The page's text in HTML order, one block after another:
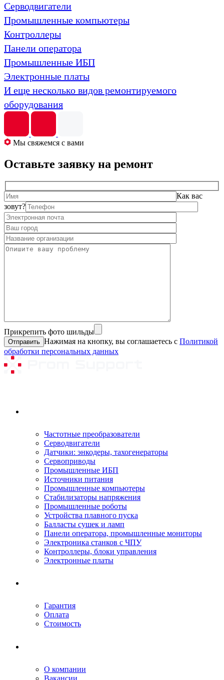
Серводвигатели
Промышленные компьютеры
Контроллеры
Панели оператора
Промышленные ИБП
Электронные платы
И еще несколько видов ремонтируемого
оборудования
Мы свяжемся с вами
Оставьте заявку на ремонт
Как вас
зовут?
Прикрепить фото шильды
Нажимая на кнопку, вы соглашаетесь с Политикой
обработки персональных данных
Частотные преобразователи
Серводвигатели
Датчики: энкодеры, тахогенераторы
Сервоприводы
Промышленные ИБП
Источники питания
Промышленные компьютеры
Стабилизаторы напряжения
Промышленные роботы
Устройства плавного пуска
Балласты сушек и ламп
Панели оператора, промышленные мониторы
Электроника станков с ЧПУ
Контроллеры, блоки управления
Электронные платы
Гарантия
Оплата
Стоимость
О компании